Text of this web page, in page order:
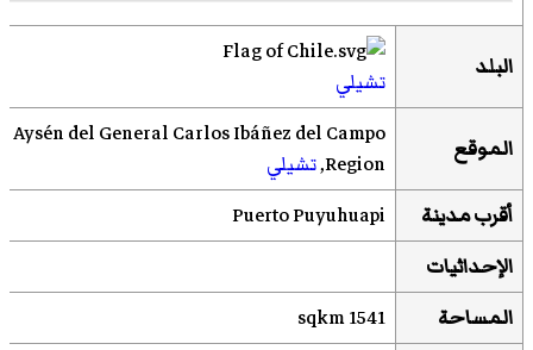
البلد تشيلي
الموقع
Aysén del General Carlos Ibáñez del Campo
Region, تشيلي
أقرب مدينة
Puerto Puyuhuapi
الإحداثيات
المساحة
1541 sqkm